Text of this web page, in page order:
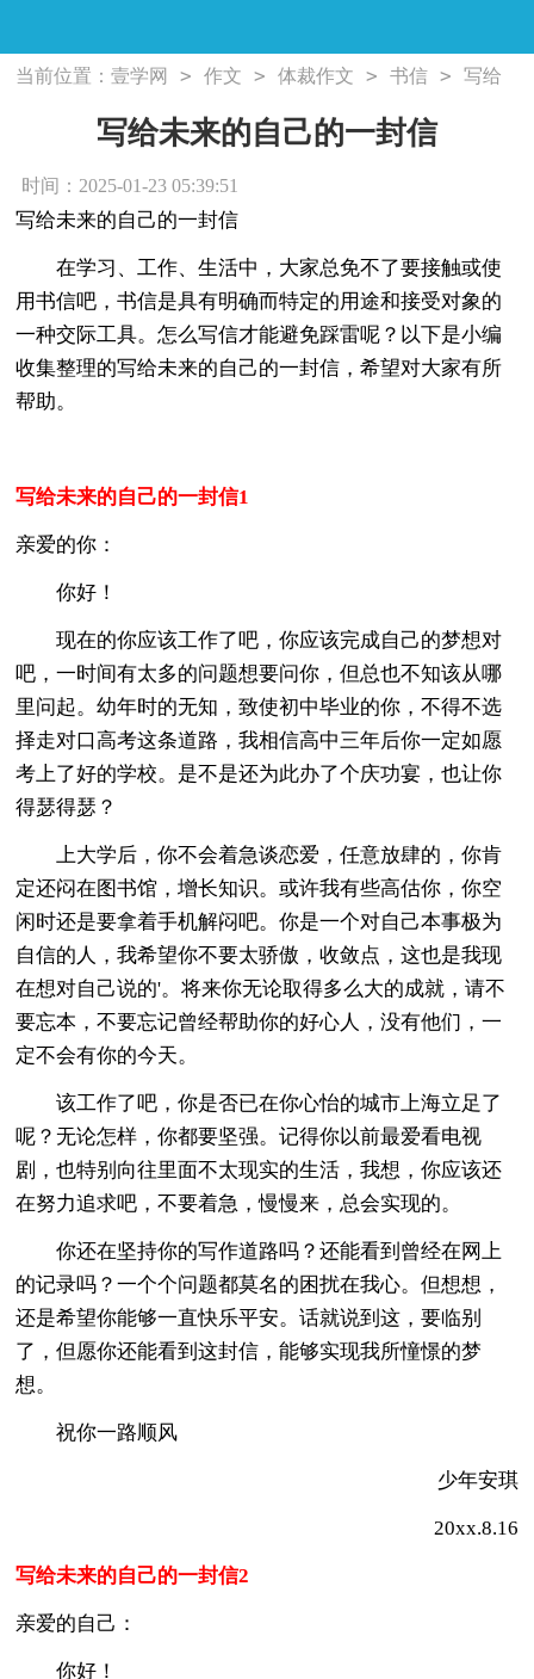
当前位置：壹学网 > 作文 > 体裁作文 > 书信 >
写给
未来的自己的一封信
写给未来的自己的一封信
时间：2025-01-23 05:39:51
写给未来的自己的一封信
在学习、工作、生活中，大家总免不了要接触或使
用书信吧，书信是具有明确而特定的用途和接受对象的
一种交际工具。怎么写信才能避免踩雷呢？以下是小编
收集整理的写给未来的自己的一封信，希望对大家有所
帮助。
写给未来的自己的一封信1
亲爱的你：
你好！
现在的你应该工作了吧，你应该完成自己的梦想对
吧，一时间有太多的问题想要问你，但总也不知该从哪
里问起。幼年时的无知，致使初中毕业的你，不得不选
择走对口高考这条道路，我相信高中三年后你一定如愿
考上了好的学校。是不是还为此办了个庆功宴，也让你
得瑟得瑟？
上大学后，你不会着急谈恋爱，任意放肆的，你肯
定还闷在图书馆，增长知识。或许我有些高估你，你空
闲时还是要拿着手机解闷吧。你是一个对自己本事极为
自信的人，我希望你不要太骄傲，收敛点，这也是我现
在想对自己说的'。将来你无论取得多么大的成就，请不
要忘本，不要忘记曾经帮助你的好心人，没有他们，一
定不会有你的今天。
该工作了吧，你是否已在你心怡的城市上海立足了
呢？无论怎样，你都要坚强。记得你以前最爱看电视
剧，也特别向往里面不太现实的生活，我想，你应该还
在努力追求吧，不要着急，慢慢来，总会实现的。
你还在坚持你的写作道路吗？还能看到曾经在网上
的记录吗？一个个问题都莫名的困扰在我心。但想想，
还是希望你能够一直快乐平安。话就说到这，要临别
了，但愿你还能看到这封信，能够实现我所憧憬的梦
想。
祝你一路顺风
少年安琪
20xx.8.16
写给未来的自己的一封信2
亲爱的自己：
你好！